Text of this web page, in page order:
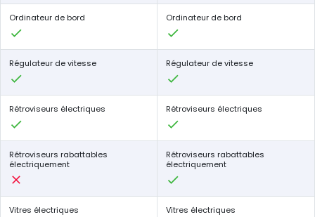
Ordinateur de bord Ordinateur de bord
Régulateur de vitesse Régulateur de vitesse
Rétroviseurs électriques Rétroviseurs électriques
Rétroviseurs rabattables
électriquement
Rétroviseurs rabattables
électriquement
Vitres électriques Vitres électriques